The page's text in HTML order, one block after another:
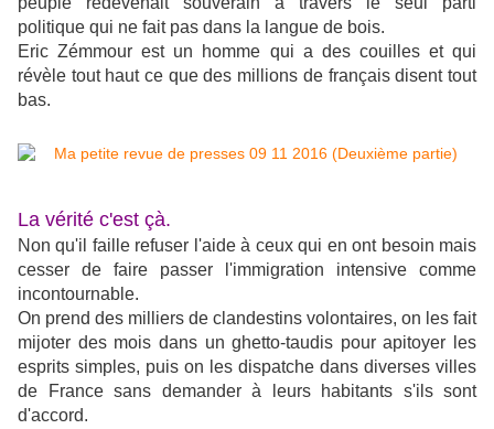
politique qui ne fait pas dans la langue de bois.
Eric Zémmour est un homme qui a des couilles et qui
révèle tout haut ce que des millions de français disent tout
bas.
La vérité c'est çà.
Non qu'il faille refuser l'aide à ceux qui en ont besoin mais
cesser de faire passer l'immigration intensive comme
incontournable.
On prend des milliers de clandestins volontaires, on les fait
mijoter des mois dans un ghetto-taudis pour apitoyer les
esprits simples, puis on les dispatche dans diverses villes
de France sans demander à leurs habitants s'ils sont
d'accord.